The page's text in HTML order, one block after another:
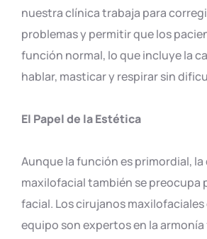
nuestra clínica trabaja para
problemas y permitir que los
función normal, lo que incluye la
hablar, masticar y respirar sin
El Papel de la Estética
Aunque la función es primordial, la
maxilofacial también se preocupa
facial. Los cirujanos
equipo son expertos en la armonía